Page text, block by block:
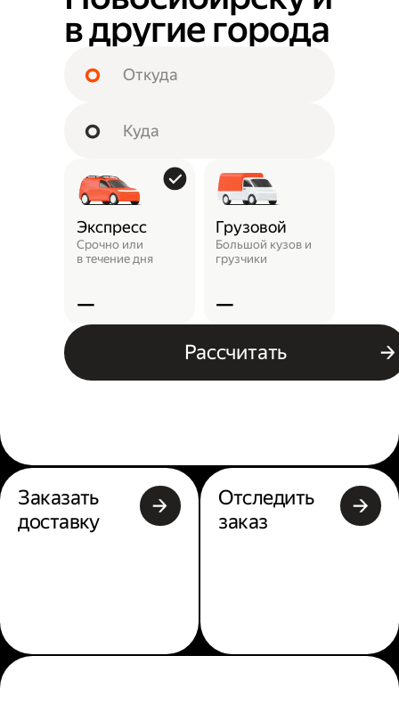
в другие города
Экспресс
Срочно или
в течение дня
—
Грузовой
Большой кузов и
грузчики
—
Рассчитать
Заказать
доставку
Отследить
заказ